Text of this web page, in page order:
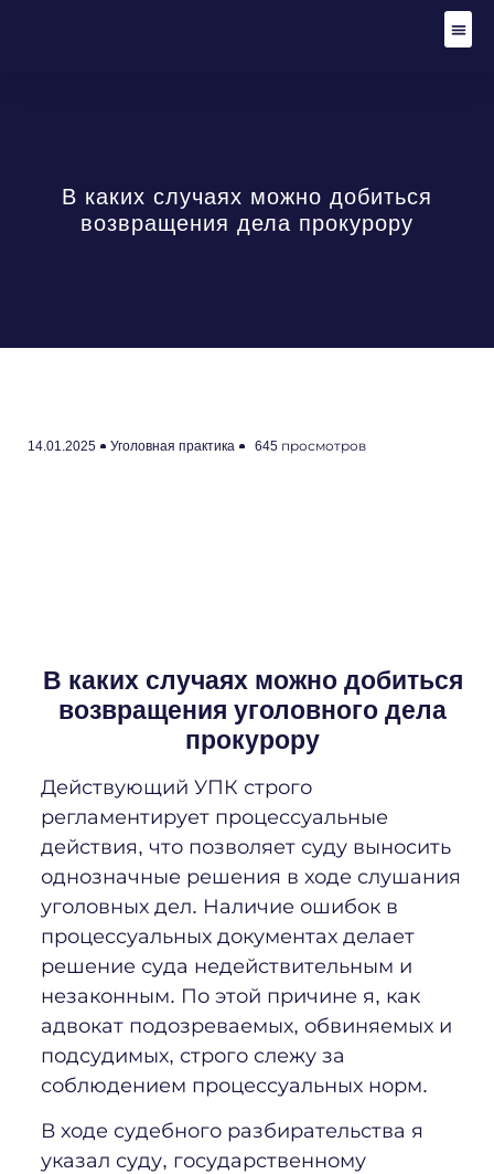
В каких случаях можно добиться
возвращения дела прокурору
14.01.2025 Уголовная практика 645 просмотров
В каких случаях можно добиться
возвращения уголовного дела
прокурору
Действующий УПК строго
регламентирует процессуальные
действия, что позволяет суду выносить
однозначные решения в ходе слушания
уголовных дел. Наличие ошибок в
процессуальных документах делает
решение суда недействительным и
незаконным. По этой причине я, как
адвокат подозреваемых, обвиняемых и
подсудимых, строго слежу за
соблюдением процессуальных норм.
В ходе судебного разбирательства я
указал суду, государственному